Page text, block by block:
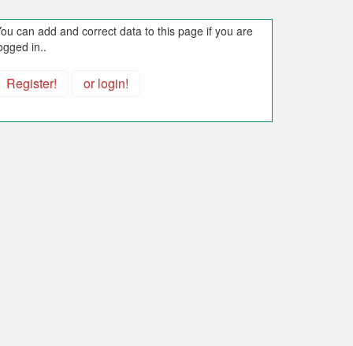
can add and correct data to this page if you are
in..
Register! or login!